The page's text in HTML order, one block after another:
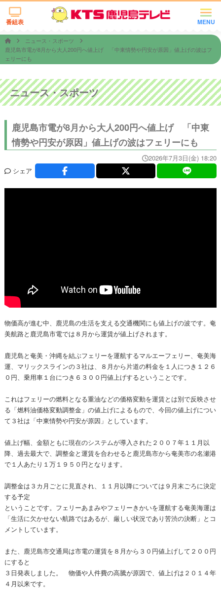
MENU
番組表
ニュース・スポーツ
鹿児島市電が8月から大人200円へ値上げ 「中東情勢や円安が原因」値上げの波はフ
ェリーにも
ニュース・スポーツ
鹿児島市電が8月から大人200円へ値上げ 「中東
情勢や円安が原因」値上げの波はフェリーにも
2026年7月3日(金) 18:20
シェア
物価高が進む中、鹿児島の生活を支える交通機関にも値上げの波です。奄
美航路と鹿児島市電では８月から運賃が値上げされます。
鹿児島と奄美・沖縄を結ぶフェリーを運航するマルエーフェリー、奄美海
運、マリックスラインの３社は、８月から片道の料金を１人につき１２６
０円、乗用車１台につき６３００円値上げするということです。
これはフェリーの燃料となる重油などの価格変動を運賃とは別で反映させ
る「燃料油価格変動調整金」の値上げによるもので、今回の値上げについ
て３社は「中東情勢や円安が原因」としています。
値上げ幅、金額ともに現在のシステムが導入された２００７年１１月以
降、過去最大で、調整金と運賃を合わせると鹿児島市から奄美市の名瀬港
で１人あたり１万１９５０円となります。
調整金は３カ月ごとに見直され、１１月以降については９月末ごろに決定
する予定
ということです。フェリーあまみやフェリーきかいを運航する奄美海運は
「生活に欠かせない航路ではあるが、厳しい状況であり苦渋の決断」とコ
メントしています。
また、鹿児島市交通局は市電の運賃を８月から３０円値上げして２００円
にすると
３日発表しました。 物価や人件費の高騰が原因で、値上げは２０１４年
４月以来です。